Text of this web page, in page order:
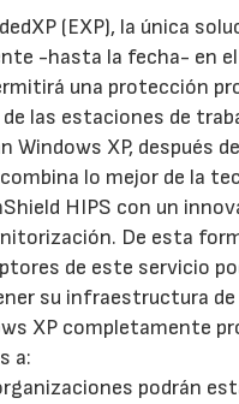
(EXP), la única
-hasta la fecha- en
una protección
las estaciones de
Windows XP, después
lo mejor de la
HIPS con un
De esta
de este servicio
su infraestructura
XP completamente
a:
podrán